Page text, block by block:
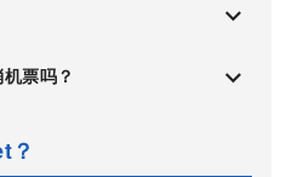
票吗？
？